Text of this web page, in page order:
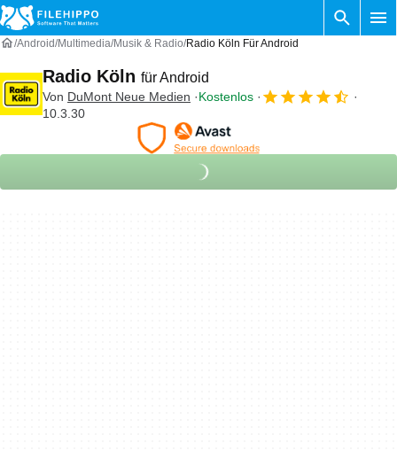
Android Multimedia Musik & Radio Radio Köln Für Android
Radio Köln für Android
Von DuMont Neue Medien
Kostenlos
10.3.30